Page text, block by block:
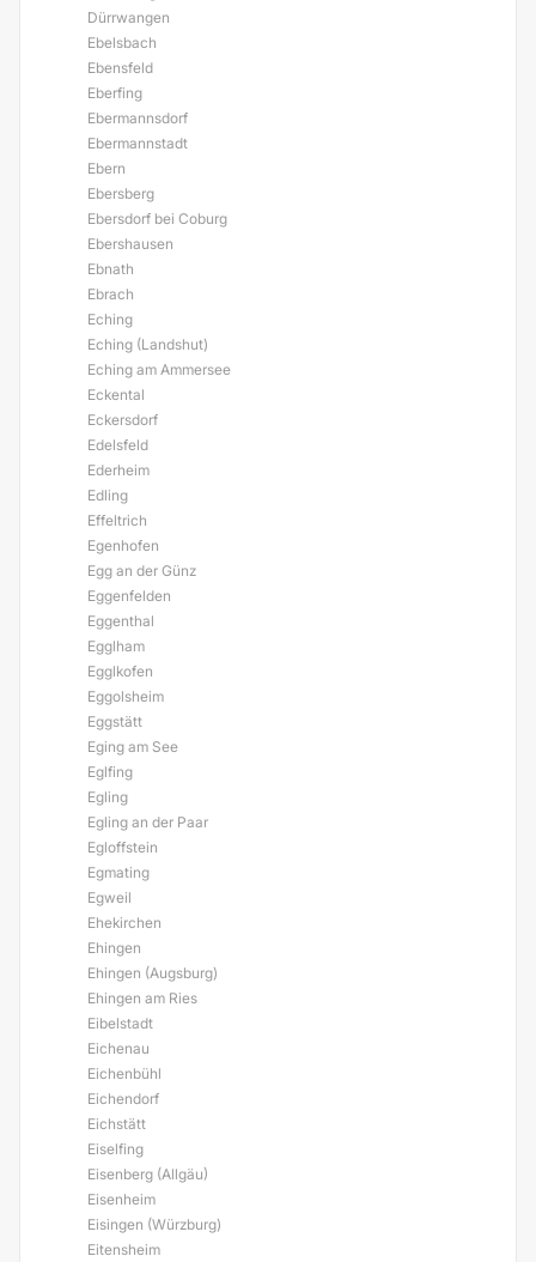
Dürrwangen
Ebelsbach
Ebensfeld
Eberfing
Ebermannsdorf
Ebermannstadt
Ebern
Ebersberg
Ebersdorf bei Coburg
Ebershausen
Ebnath
Ebrach
Eching
Eching (Landshut)
Eching am Ammersee
Eckental
Eckersdorf
Edelsfeld
Ederheim
Edling
Effeltrich
Egenhofen
Egg an der Günz
Eggenfelden
Eggenthal
Egglham
Egglkofen
Eggolsheim
Eggstätt
Eging am See
Eglfing
Egling
Egling an der Paar
Egloffstein
Egmating
Egweil
Ehekirchen
Ehingen
Ehingen (Augsburg)
Ehingen am Ries
Eibelstadt
Eichenau
Eichenbühl
Eichendorf
Eichstätt
Eiselfing
Eisenberg (Allgäu)
Eisenheim
Eisingen (Würzburg)
Eitensheim